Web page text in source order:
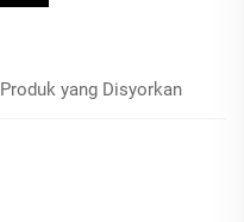
Produk yang Disyorkan